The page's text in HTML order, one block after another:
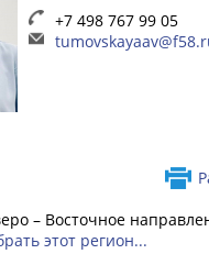
+7 498 767 99 05
– Восточное
этот регион...